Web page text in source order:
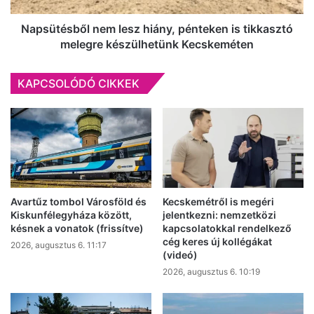
készülhetünk
Kecskeméten
Napsütésből nem lesz hiány, pénteken is tikkasztó
melegre készülhetünk Kecskeméten
KAPCSOLÓDÓ CIKKEK
Avartűz tombol Városföld és
Kiskunfélegyháza között,
késnek a vonatok (frissítve)
2026, augusztus 6. 11:17
Kecskemétről is megéri
jelentkezni: nemzetközi
kapcsolatokkal rendelkező
cég keres új kollégákat
(videó)
2026, augusztus 6. 10:19